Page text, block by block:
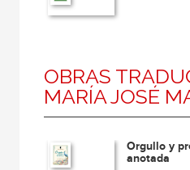
OBRAS
MARÍA JOSÉ
Orgullo y
anotada